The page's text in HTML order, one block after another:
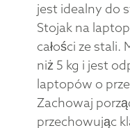
jest idealny do
Stojak na
całości ze stali.
niż 5 kg i jest
laptopów o
Zachowaj
przechowując